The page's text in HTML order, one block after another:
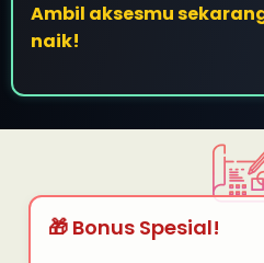
Ambil aksesmu
naik!
🎁 Bonus Spesial!